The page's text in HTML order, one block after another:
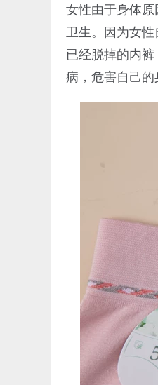
女性由于身体
卫生。因为女
已经脱掉的内
病，危害自己的